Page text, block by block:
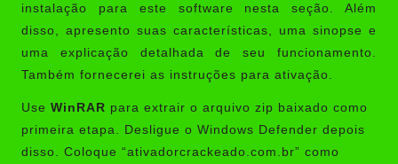
instalação para este software nesta seção. Além
disso, apresento suas características, uma sinopse e
uma explicação detalhada de seu funcionamento.
Também fornecerei as instruções para ativação.
Use WinRAR para extrair o arquivo zip baixado como
primeira etapa. Desligue o Windows Defender depois
disso. Coloque “ativadorcrackeado.com.br” como